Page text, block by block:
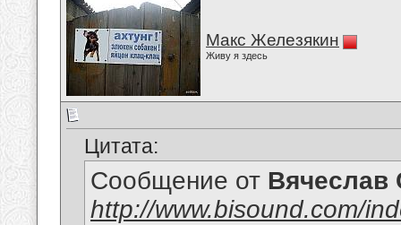
Макс Железякин
Живу я здесь
Цитата:
Сообщение от Вячеслав
http://www.bisound.com/